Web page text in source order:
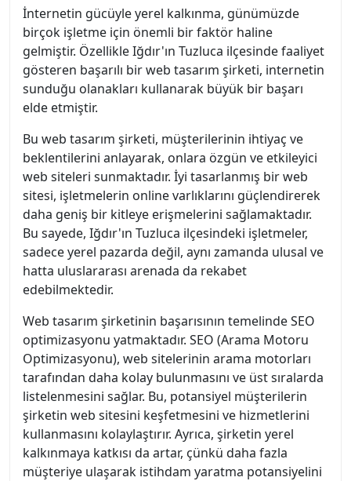
İnternetin gücüyle yerel kalkınma, günümüzde
birçok işletme için önemli bir faktör haline
gelmiştir. Özellikle Iğdır'ın Tuzluca ilçesinde faaliyet
gösteren başarılı bir web tasarım şirketi, internetin
sunduğu olanakları kullanarak büyük bir başarı
elde etmiştir.
Bu web tasarım şirketi, müşterilerinin ihtiyaç ve
beklentilerini anlayarak, onlara özgün ve etkileyici
web siteleri sunmaktadır. İyi tasarlanmış bir web
sitesi, işletmelerin online varlıklarını güçlendirerek
daha geniş bir kitleye erişmelerini sağlamaktadır.
Bu sayede, Iğdır'ın Tuzluca ilçesindeki işletmeler,
sadece yerel pazarda değil, aynı zamanda ulusal ve
hatta uluslararası arenada da rekabet
edebilmektedir.
Web tasarım şirketinin başarısının temelinde SEO
optimizasyonu yatmaktadır. SEO (Arama Motoru
Optimizasyonu), web sitelerinin arama motorları
tarafından daha kolay bulunmasını ve üst sıralarda
listelenmesini sağlar. Bu, potansiyel müşterilerin
şirketin web sitesini keşfetmesini ve hizmetlerini
kullanmasını kolaylaştırır. Ayrıca, şirketin yerel
kalkınmaya katkısı da artar, çünkü daha fazla
müşteriye ulaşarak istihdam yaratma potansiyelini